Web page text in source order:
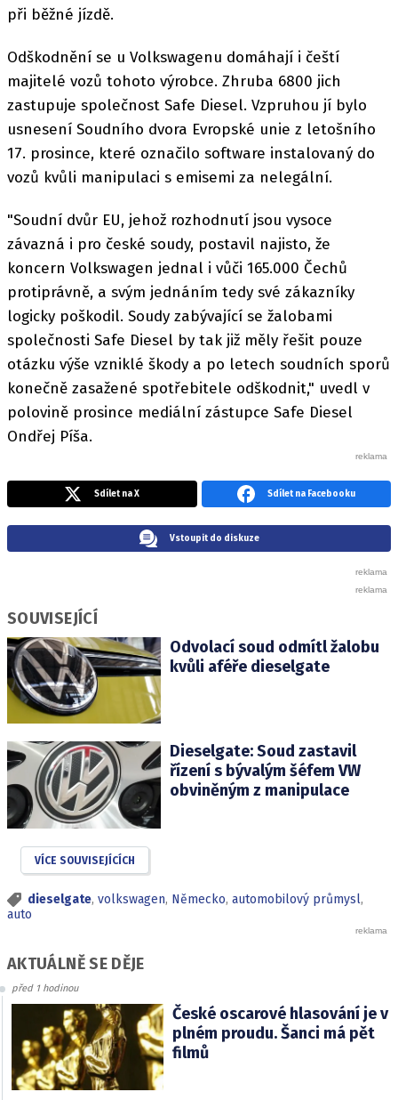
při běžné jízdě.
Odškodnění se u Volkswagenu domáhají i čeští
majitelé vozů tohoto výrobce. Zhruba 6800 jich
zastupuje společnost Safe Diesel. Vzpruhou jí bylo
usnesení Soudního dvora Evropské unie z letošního
17. prosince, které označilo software instalovaný do
vozů kvůli manipulaci s emisemi za nelegální.
"Soudní dvůr EU, jehož rozhodnutí jsou vysoce
závazná i pro české soudy, postavil najisto, že
koncern Volkswagen jednal i vůči 165.000 Čechů
protiprávně, a svým jednáním tedy své zákazníky
logicky poškodil. Soudy zabývající se žalobami
společnosti Safe Diesel by tak již měly řešit pouze
otázku výše vzniklé škody a po letech soudních sporů
konečně zasažené spotřebitele odškodnit," uvedl v
polovině prosince mediální zástupce Safe Diesel
Ondřej Píša.
Sdílet na X Sdílet na Facebooku
Vstoupit do diskuze
SOUVISEJÍCÍ
Odvolací soud odmítl žalobu
kvůli aféře dieselgate
Dieselgate: Soud zastavil
řízení s bývalým šéfem VW
obviněným z manipulace
VÍCE SOUVISEJÍCÍCH
dieselgate, volkswagen, Německo, automobilový průmysl,
auto
AKTUÁLNĚ SE DĚJE
před 1 hodinou
České oscarové hlasování je v
plném proudu. Šanci má pět
filmů